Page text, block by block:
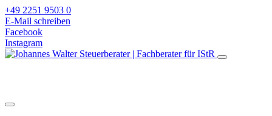
+49 2251 9503 0
E-Mail schreiben
Facebook
Instagram